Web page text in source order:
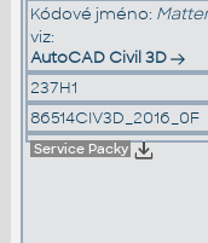
Kódové jméno:
viz:
AutoCAD Civil 3D
237H1
86514CIV3D_2016_0F
Service Packy